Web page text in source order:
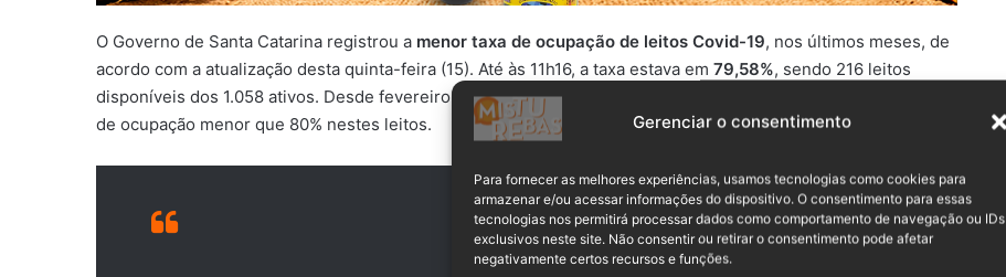
Gerenciar o consentimento
Para fornecer as melhores experiências, usamos tecnologias como cookies para
armazenar e/ou acessar informações do dispositivo. O consentimento para essas
tecnologias nos permitirá processar dados como comportamento de navegação ou IDs
exclusivos neste site. Não consentir ou retirar o consentimento pode afetar
negativamente certos recursos e funções.
O Governo de Santa Catarina registrou a menor taxa de ocupação de leitos Covid-19, nos últimos meses, de
acordo com a atualização desta quinta-feira (15). Até às 11h16, a taxa estava em 79,58%, sendo 216 leitos
disponíveis dos 1.058 ativos. Desde fevereiro, a Secretaria de Estado da Saúde (SES) não registrava uma taxa
de ocupação menor que 80% nestes leitos.